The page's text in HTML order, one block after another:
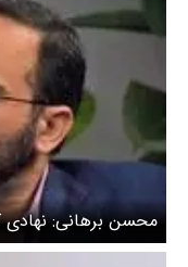
محسن برهانی: نهادی
مردم از قطعی اینترنت